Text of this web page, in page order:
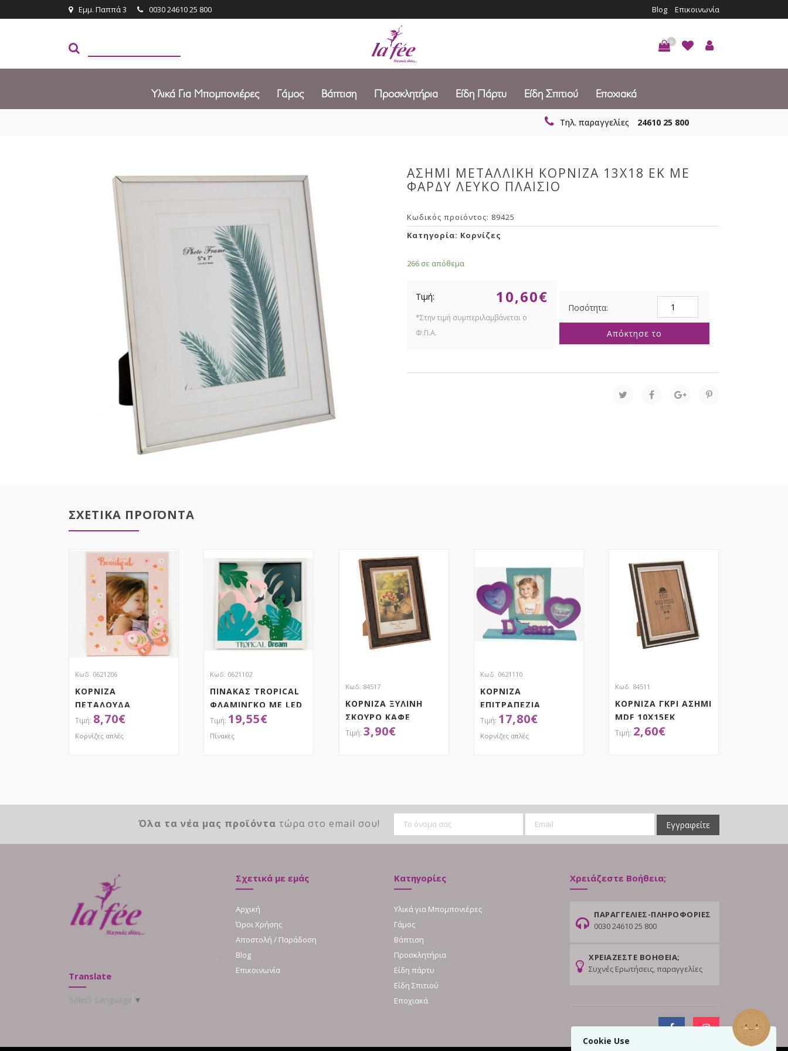
Cookie Use
Εμμ. Παππά 3 0030 24610 25 800 Blog Επικοινωνία
0
Υλικά Για Μπομπονιέρες Γάμος Βάπτιση Προσκλητήρια Είδη Πάρτυ Είδη Σπιτιού Εποχιακά
Τηλ. παραγγελίες 24610 25 800
ΑΣΗΜΙ ΜΕΤΑΛΛΙΚΗ ΚΟΡΝΙΖΑ 13Χ18 ΕΚ ΜΕ
ΦΑΡΔΥ ΛΕΥΚΟ ΠΛΑΙΣΙΟ
Κωδικός προϊόντος: 89425
Κατηγορία: Κορνίζες
266 σε απόθεμα
10,60€
ΜΕΤΑΛΛΙΚΗ
ΚΟΡΝΙΖΑ
13Χ18
ΕΚ
ΦΑΡΔΥ
ΠΛΑΙΣΙΟ
Απόκτησε το
ΣΧΕΤΙΚΑ ΠΡΟΪΟΝΤΑ
Κωδ. 0621206
ΚΟΡΝΙΖΑ
ΠΕΤΑΛΟΥΔΑ
8,70€
Κορνίζες απλές
Κωδ. 0621102
ΠΙΝΑΚΑΣ TROPICAL
ΦΛΑΜΙΝΓΚΟ ΜΕ LED
19,55€
Πίνακες
Κωδ. 84517
ΚΟΡΝΙΖΑ ΞΥΛΙΝΗ
ΣΚΟΥΡΟ ΚΑΦΕ
10Χ15ΕΚ
3,90€
Κωδ. 0621110
ΚΟΡΝΙΖΑ
ΕΠΙΤΡΑΠΕΖΙΑ
ΓΟΡΓΟΝΑ ΜΕ
ΚΑΡΔΙΕΣ
17,80€
Κορνίζες απλές
Κωδ. 84511
ΚΟΡΝΙΖΑ ΓΚΡΙ ΑΣΗΜΙ
MDF 10Χ15ΕΚ
2,60€
Όλα τα νέα μας προϊόντα τώρα στο email σου! Εγγραφείτε
Translate
▼
Σχετικά με εμάς
Αρχική
Όροι Χρήσης
Αποστολή / Παράδοση
Blog
Επικοινωνία
Κατηγορίες
Υλικά για Μπομπονιέρες
Γάμος
Βάπτιση
Προσκλητήρια
Είδη πάρτυ
Είδη Σπιτιού
Εποχιακά
Χρειάζεστε Βοήθεια;
ΠΑΡΑΓΓΕΛΙΕΣ-ΠΛΗΡΟΦΟΡΙΕΣ
0030 24610 25 800
ΧΡΕΙΑΖΕΣΤΕ ΒΟΗΘΕΙΑ;
Συχνές Ερωτήσεις, παραγγελίες